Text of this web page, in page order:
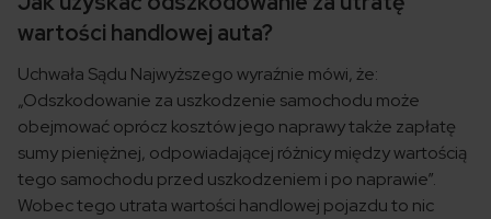
wartości handlowej auta?
Uchwała Sądu Najwyższego wyraźnie mówi, że:
„Odszkodowanie za uszkodzenie samochodu może
obejmować oprócz kosztów jego naprawy także zapłatę
sumy pieniężnej, odpowiadającej różnicy między wartością
tego samochodu przed uszkodzeniem i po naprawie”.
Wobec tego utrata wartości handlowej pojazdu to nic